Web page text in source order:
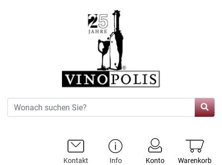
Warenkorb
Konto
Info
Kontakt